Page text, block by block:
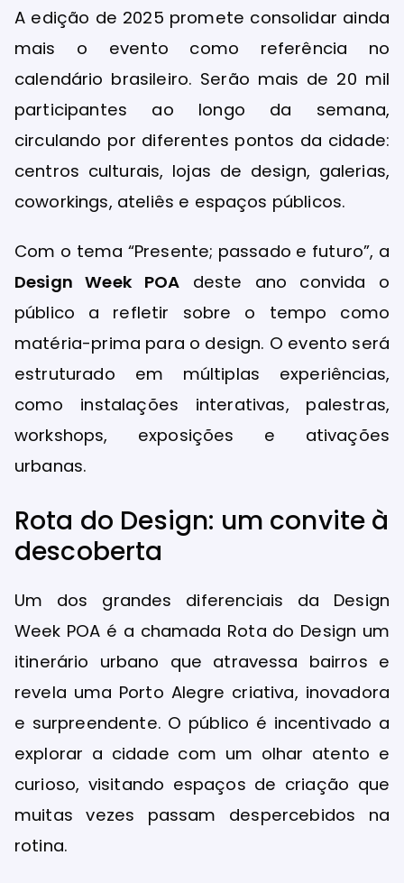
A edição de 2025 promete consolidar ainda
mais o evento como referência no
calendário brasileiro. Serão mais de 20 mil
participantes ao longo da semana,
circulando por diferentes pontos da cidade:
centros culturais, lojas de design, galerias,
coworkings, ateliês e espaços públicos.
Com o tema “Presente; passado e futuro”, a
Design Week POA deste ano convida o
público a refletir sobre o tempo como
matéria-prima para o design. O evento será
estruturado em múltiplas experiências,
como instalações interativas, palestras,
workshops, exposições e ativações
urbanas.
Rota do Design: um convite à
descoberta
Um dos grandes diferenciais da Design
Week POA é a chamada Rota do Design um
itinerário urbano que atravessa bairros e
revela uma Porto Alegre criativa, inovadora
e surpreendente. O público é incentivado a
explorar a cidade com um olhar atento e
curioso, visitando espaços de criação que
muitas vezes passam despercebidos na
rotina.